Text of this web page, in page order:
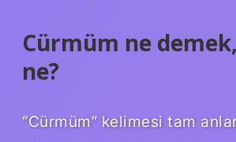
Cürmüm ne
ne?
“Cürmüm” kelimesi tam